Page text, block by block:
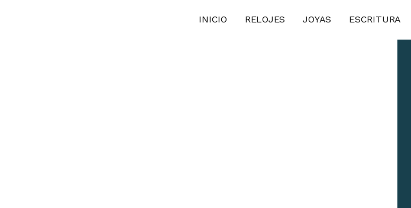
INICIO RELOJES JOYAS ESCRITURA